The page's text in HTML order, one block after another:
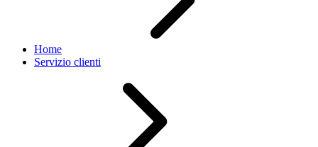
Home
Servizio clienti